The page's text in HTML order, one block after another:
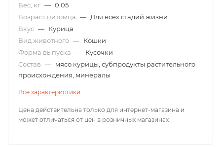
Вес, кг — 0.05
Возраст питомца — Для всех стадий жизни
Вкус — Курица
Вид животного — Кошки
Форма выпуска — Кусочки
Состав — мясо курицы, субпродукты растительного
происхождения, минералы
Все характеристики
Цена действительна только для интернет-магазина и
может отличаться от цен в розничных магазинах